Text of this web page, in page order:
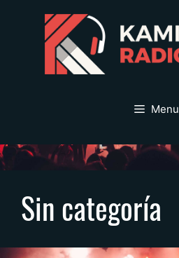
contenido
Menu
Sin categoría